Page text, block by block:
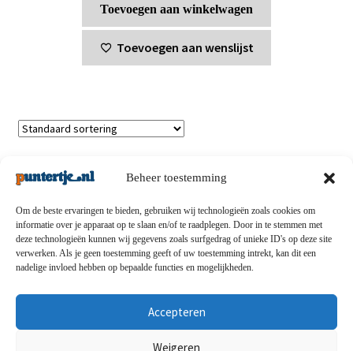
Beheer toestemming
Om de beste ervaringen te bieden, gebruiken wij technologieën zoals cookies om
informatie over je apparaat op te slaan en/of te raadplegen. Door in te stemmen met
deze technologieën kunnen wij gegevens zoals surfgedrag of unieke ID's op deze site
verwerken. Als je geen toestemming geeft of uw toestemming intrekt, kan dit een
nadelige invloed hebben op bepaalde functies en mogelijkheden.
Accepteren
Weigeren
Toevoegen aan winkelwagen
Toevoegen aan wenslijst
Privacybeleid-Verzending en retouren-Algemene
voorwaarden-Disclaimert-Betaalmethoden-Over ons